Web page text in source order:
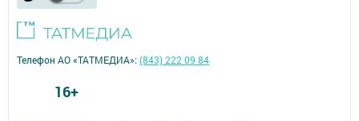
Телефон АО «ТАТМЕДИА»:(843) 222 09 84
16+